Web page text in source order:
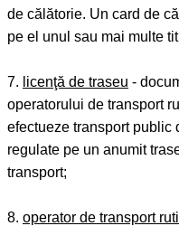
de călătorie. Un card de
pe el unul sau mai multe
7. licenţă de traseu -
operatorului de transport
efectueze transport public
regulate pe un anumit
transport;
8. operator de transport